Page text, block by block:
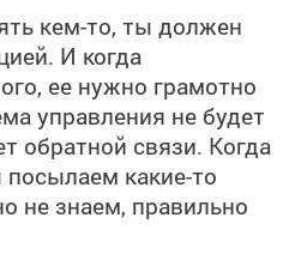
кем-то, ты должен
И когда
ее нужно грамотно
управления не будет
обратной связи. Когда
какие-то
не знаем, правильно